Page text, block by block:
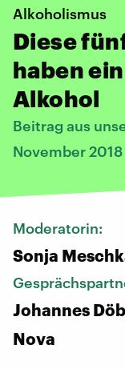
Alkoholismus
Diese
haben
Alkohol
Beitrag aus
November 2018
Moderatorin:
Sonja
Johannes
Nova